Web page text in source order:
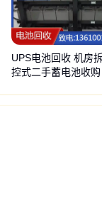
铝合金回收 灭火器回收
UPS电池回收 机房
控式二手蓄电池收